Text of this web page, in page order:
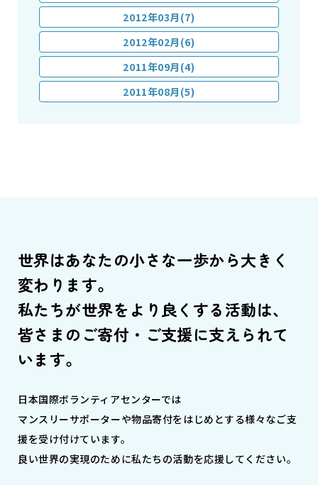
2012年03月(7)
2012年02月(6)
2011年09月(4)
2011年08月(5)
世界はあなたの小さな一歩から大きく
変わります。
私たちが世界をより良くする活動は、
皆さまのご寄付・ご支援に支えられて
います。
日本国際ボランティアセンターでは
マンスリーサポーターや物品寄付をはじめとする様々なご支
援を受け付けています。
良い世界の実現のために私たちの活動を応援してください。